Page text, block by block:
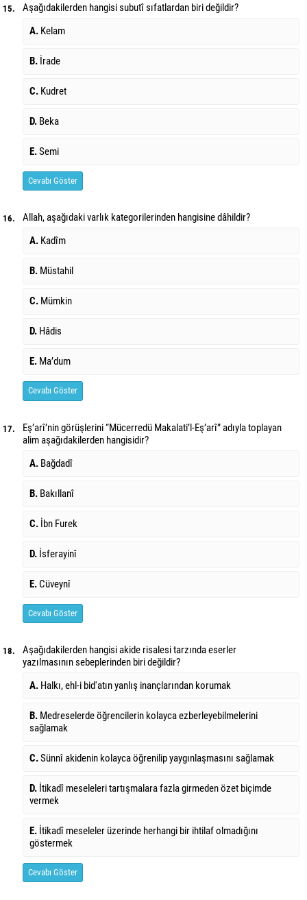
15.
Aşağıdakilerden hangisi subutî sıfatlardan biri değildir?
A. Kelam
B. İrade
C. Kudret
D. Beka
E.Semi
Cevabı Göster
16.
Allah, aşağıdaki varlık kategorilerinden hangisine dâhildir?
A. Kadîm
B. Müstahil
C. Mümkin
D. Hâdis
E. Ma’dum
Cevabı Göster
17.
Eş’arî’nin görüşlerini “Mücerredü Makalati’l-Eş’arî” adıyla toplayan
alim aşağıdakilerden hangisidir?
A. Bağdadî
B. Bakıllanî
C. İbn Furek
D. İsferayinî
E.Cüveynî
Cevabı Göster
18.
Aşağıdakilerden hangisi akide risalesi tarzında eserler
yazılmasının sebeplerinden biri değildir?
A. Halkı, ehl-i bid'atın yanlış inançlarından korumak
B. Medreselerde öğrencilerin kolayca ezberleyebilmelerini
sağlamak
C.Sünnî akidenin kolayca öğrenilip yaygınlaşmasını sağlamak
D. İtikadî meseleleri tartışmalara fazla girmeden özet biçimde
vermek
E. İtikadî meseleler üzerinde herhangi bir ihtilaf olmadığını
göstermek
Cevabı Göster